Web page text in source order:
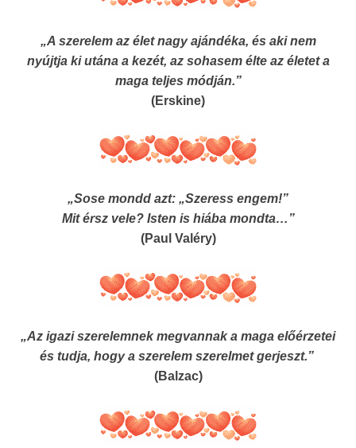
„A szerelem az élet nagy ajándéka, és aki nem
nyújtja ki utána a kezét, az sohasem élte az életet a
maga teljes módján.”
(Erskine)
„Sose mondd azt: „Szeress engem!”
Mit érsz vele? Isten is hiába mondta…”
(Paul Valéry)
„Az igazi szerelemnek megvannak a maga előérzetei
és tudja, hogy a szerelem szerelmet gerjeszt.”
(Balzac)